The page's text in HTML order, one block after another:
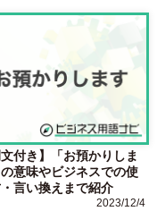
文付き】「お預かりしま
意味やビジネスでの使
言い換えまで紹介
2023/12/4